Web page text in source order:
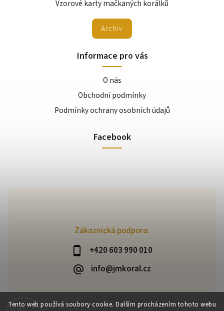
Tento web používá soubory cookie. Dalším procházením tohoto webu
Zákaznická podpora:
+420 603 990 010
info@jmkoral.cz
Vzorové karty mačkaných korálků
Archiv
Informace pro vás
O nás
Obchodní podmínky
Podmínky ochrany osobních údajů
Facebook